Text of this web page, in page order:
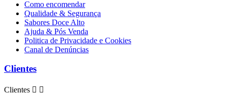
Como encomendar
Qualidade & Segurança
Sabores Doce Alto
Ajuda & Pós Venda
Politica de Privacidade e Cookies
Canal de Denúncias
Clientes
Clientes  